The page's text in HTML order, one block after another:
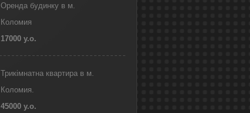
Оренда будинку в м.
Коломия
17000 у.о.
Трикімнатна квартира в м.
Коломия.
45000 у.о.